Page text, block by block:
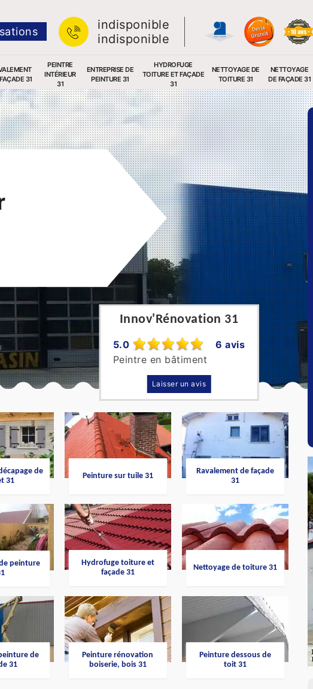
indisponible
indisponible
31
PEINTRE
INTÉRIEUR
31
ENTREPRISE DE
PEINTURE 31
HYDROFUGE
TOITURE ET FAÇADE
31
NETTOYAGE DE
TOITURE 31
NETTOYAGE
DE FAÇADE 31
Innov'Rénovation 31
5.0
6 avis
Peintre en bâtiment
Laisser un avis
de
31
Peinture sur tuile 31
Ravalement de façade
31
peinture
Hydrofuge toiture et
façade 31
Nettoyage de toiture 31
de
31
Peinture rénovation
boiserie, bois 31
Peinture dessous de
toit 31